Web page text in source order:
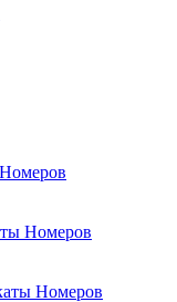
Номеров
Номеров